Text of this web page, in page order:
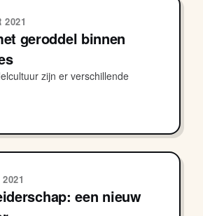
2021
geroddel binnen
zijn er verschillende
een nieuw